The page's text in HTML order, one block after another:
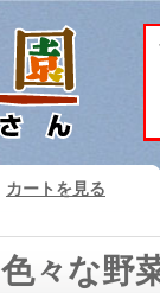
カートを見る
色々な野